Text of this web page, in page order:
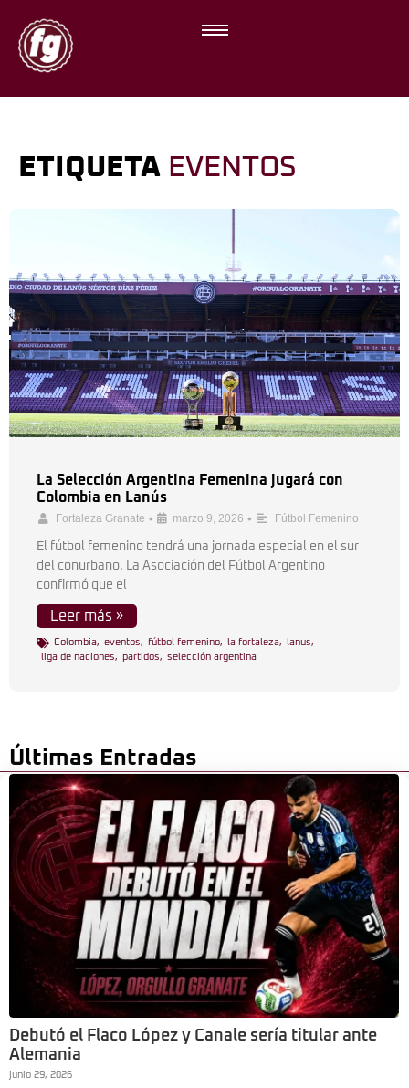
ETIQUETA EVENTOS
La Selección Argentina Femenina jugará con
Colombia en Lanús
Fortaleza Granate • marzo 9, 2026 • Fútbol Femenino
El fútbol femenino tendrá una jornada especial en el sur
del conurbano. La Asociación del Fútbol Argentino
confirmó que el
Leer más »
Colombia, eventos, fútbol femenino, la fortaleza, lanus,
liga de naciones, partidos, selección argentina
Últimas Entradas
Debutó el Flaco López y Canale sería titular ante
Alemania
junio 29, 2026